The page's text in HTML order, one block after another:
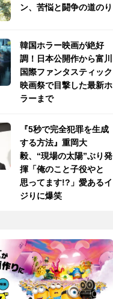
ン、苦悩と闘争の道のり
韓国ホラー映画が絶好
調！日本公開作から富川
国際ファンタスティック
映画祭で目撃した最新ホ
ラーまで
『5秒で完全犯罪を生成
する方法』重岡大
毅、“現場の太陽”ぶり発
揮「俺のこと子役やと
思ってます!?」愛あるイ
ジりに爆笑